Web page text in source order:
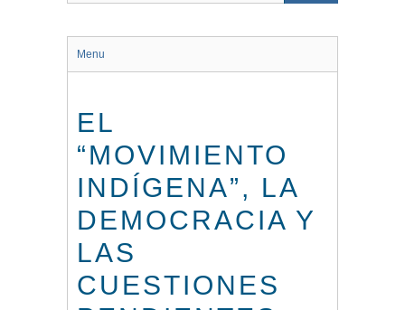
Menu
EL
“MOVIMIENTO
INDÍGENA”, LA
DEMOCRACIA Y
LAS
CUESTIONES